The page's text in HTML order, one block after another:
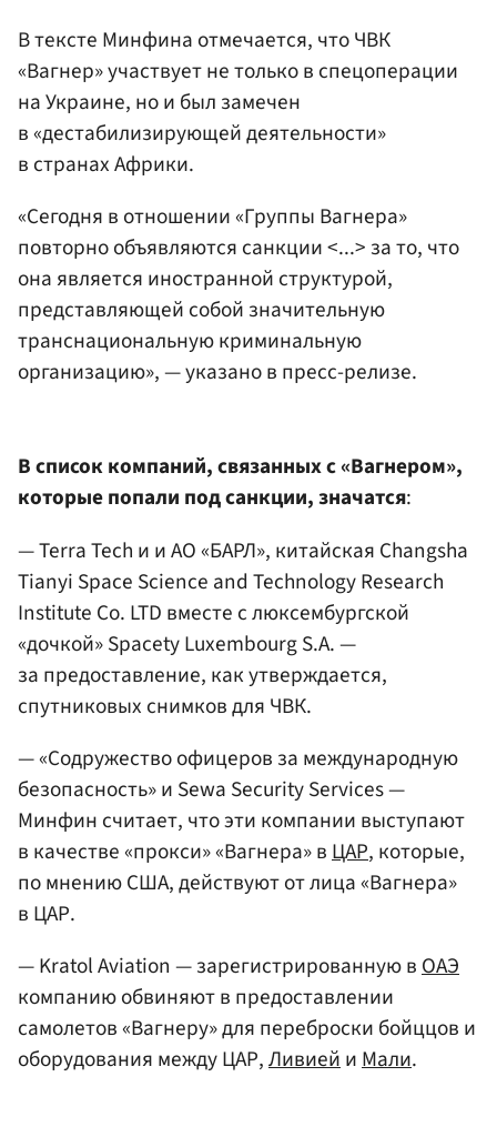
В тексте Минфина отмечается, что ЧВК
«Вагнер» участвует не только в спецоперации
на Украине, но и был замечен
в «дестабилизирующей деятельности»
в странах Африки.
«Сегодня в отношении «Группы Вагнера»
повторно объявляются санкции <...> за то, что
она является иностранной структурой,
представляющей собой значительную
транснациональную криминальную
организацию», — указано в пресс-релизе.
В список компаний, связанных с «Вагнером»,
которые попали под санкции, значатся:
— Terra Tech и и АО «БАРЛ», китайская Changsha
Tianyi Space Science and Technology Research
Institute Co. LTD вместе с люксембургской
«дочкой» Spacety Luxembourg S.A. —
за предоставление, как утверждается,
спутниковых снимков для ЧВК.
— «Содружество офицеров за международную
безопасность» и Sewa Security Services —
Минфин считает, что эти компании выступают
в качестве «прокси» «Вагнера» вЦАР, которые,
по мнению США, действуют от лица «Вагнера»
в ЦАР.
— Kratol Aviation — зарегистрированную вОАЭ
компанию обвиняют в предоставлении
самолетов «Вагнеру» для переброски бойццов и
оборудования между ЦАР,ЛивиейиМали.